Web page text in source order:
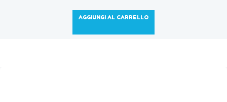
AGGIUNGI AL CARRELLO